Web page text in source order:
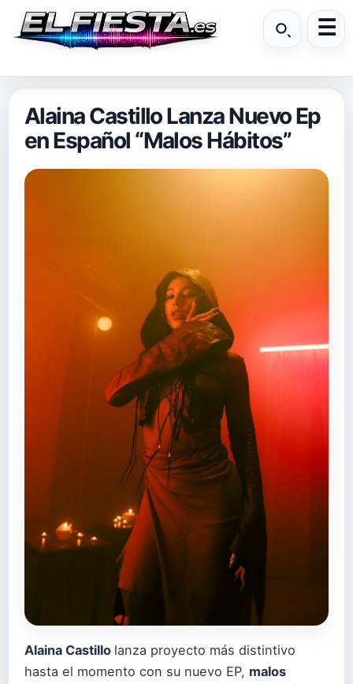
Alaina Castillo Lanza Nuevo Ep
en Español “Malos Hábitos”
Alaina Castillo lanza proyecto más distintivo
hasta el momento con su nuevo EP, malos